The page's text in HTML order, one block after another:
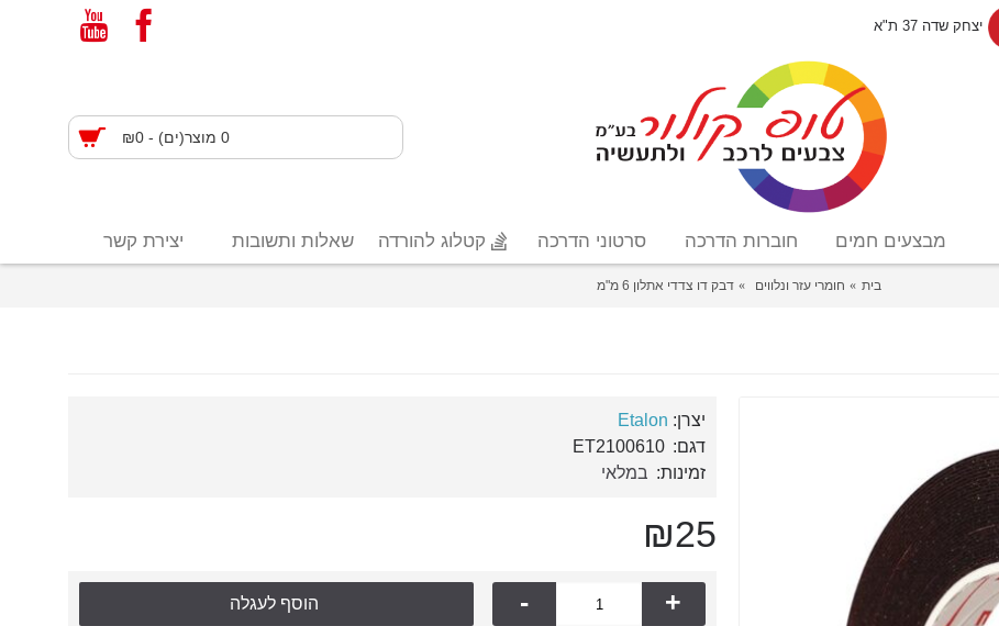
יצחק שדה 37 ת"א
0 מוצר(ים) - ₪0
מבצעים חמים חוברות הדרכה סרטוני הדרכה קטלוג להורדה שאלות ותשובות יצירת קשר
בית חומרי עזר ונלווים דבק דו צדדי אתלון 6 מ"מ
יצרן: Etalon
דגם: ET2100610
זמינות: במלאי
₪25
- + הוסף לעגלה